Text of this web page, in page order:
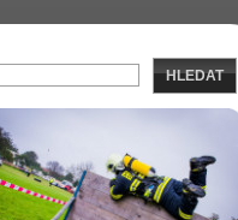
HLEDAT